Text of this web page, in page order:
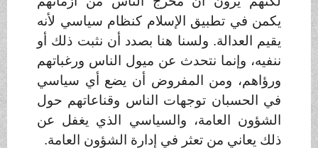
يكمن في تطبيق الإسلام كنظام سياسي لأنه
يقيم العدالة. ولسنا هنا بصدد أن نثبت ذلك أو
ننفيه، وإنما نتحدث عن ميول الناس ورغباتهم
ورؤاهم، ومن المفروض أن يضع أي سياسي
في الحسبان توجهات الناس وقناعاتهم حول
الشؤون العامة، والسياسي الذي يغفل عن
ذلك يعاني من تعثر في إدارة الشؤون العامة.